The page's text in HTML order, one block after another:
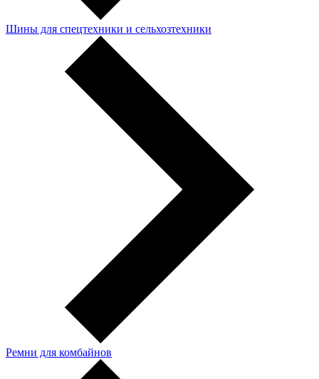
Шины для спецтехники и сельхозтехники
Ремни для комбайнов